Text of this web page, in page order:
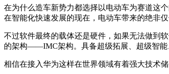
在为什么造车新势力都选择以电动车为赛道这
在智能化快速发展的现在，电动车带来的绝非
不过软件最终的载体还是硬件，如果无法做到
的架构——IMC架构。具备超级拓展、超级智能
相信在接入华为这样在世界领域有着强大技术